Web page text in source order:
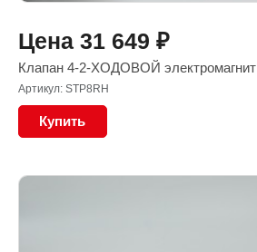
Цена 31 649 ₽
Клапан 4-2-ХОДОВОЙ
Артикул: STP8RH
Купить